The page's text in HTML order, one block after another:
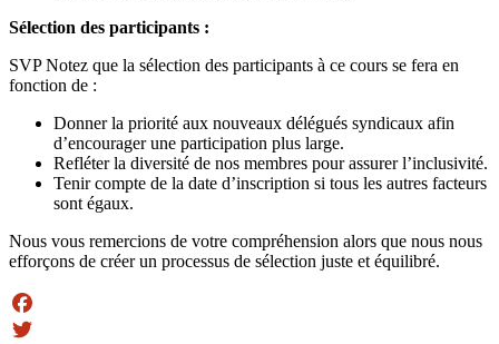
Sélection des participants :
SVP Notez que la sélection des participants à ce cours se fera en
fonction de :
Donner la priorité aux nouveaux délégués syndicaux afin
d’encourager une participation plus large.
Refléter la diversité de nos membres pour assurer l’inclusivité.
Tenir compte de la date d’inscription si tous les autres facteurs
sont égaux.
Nous vous remercions de votre compréhension alors que nous nous
efforçons de créer un processus de sélection juste et équilibré.
Facebook